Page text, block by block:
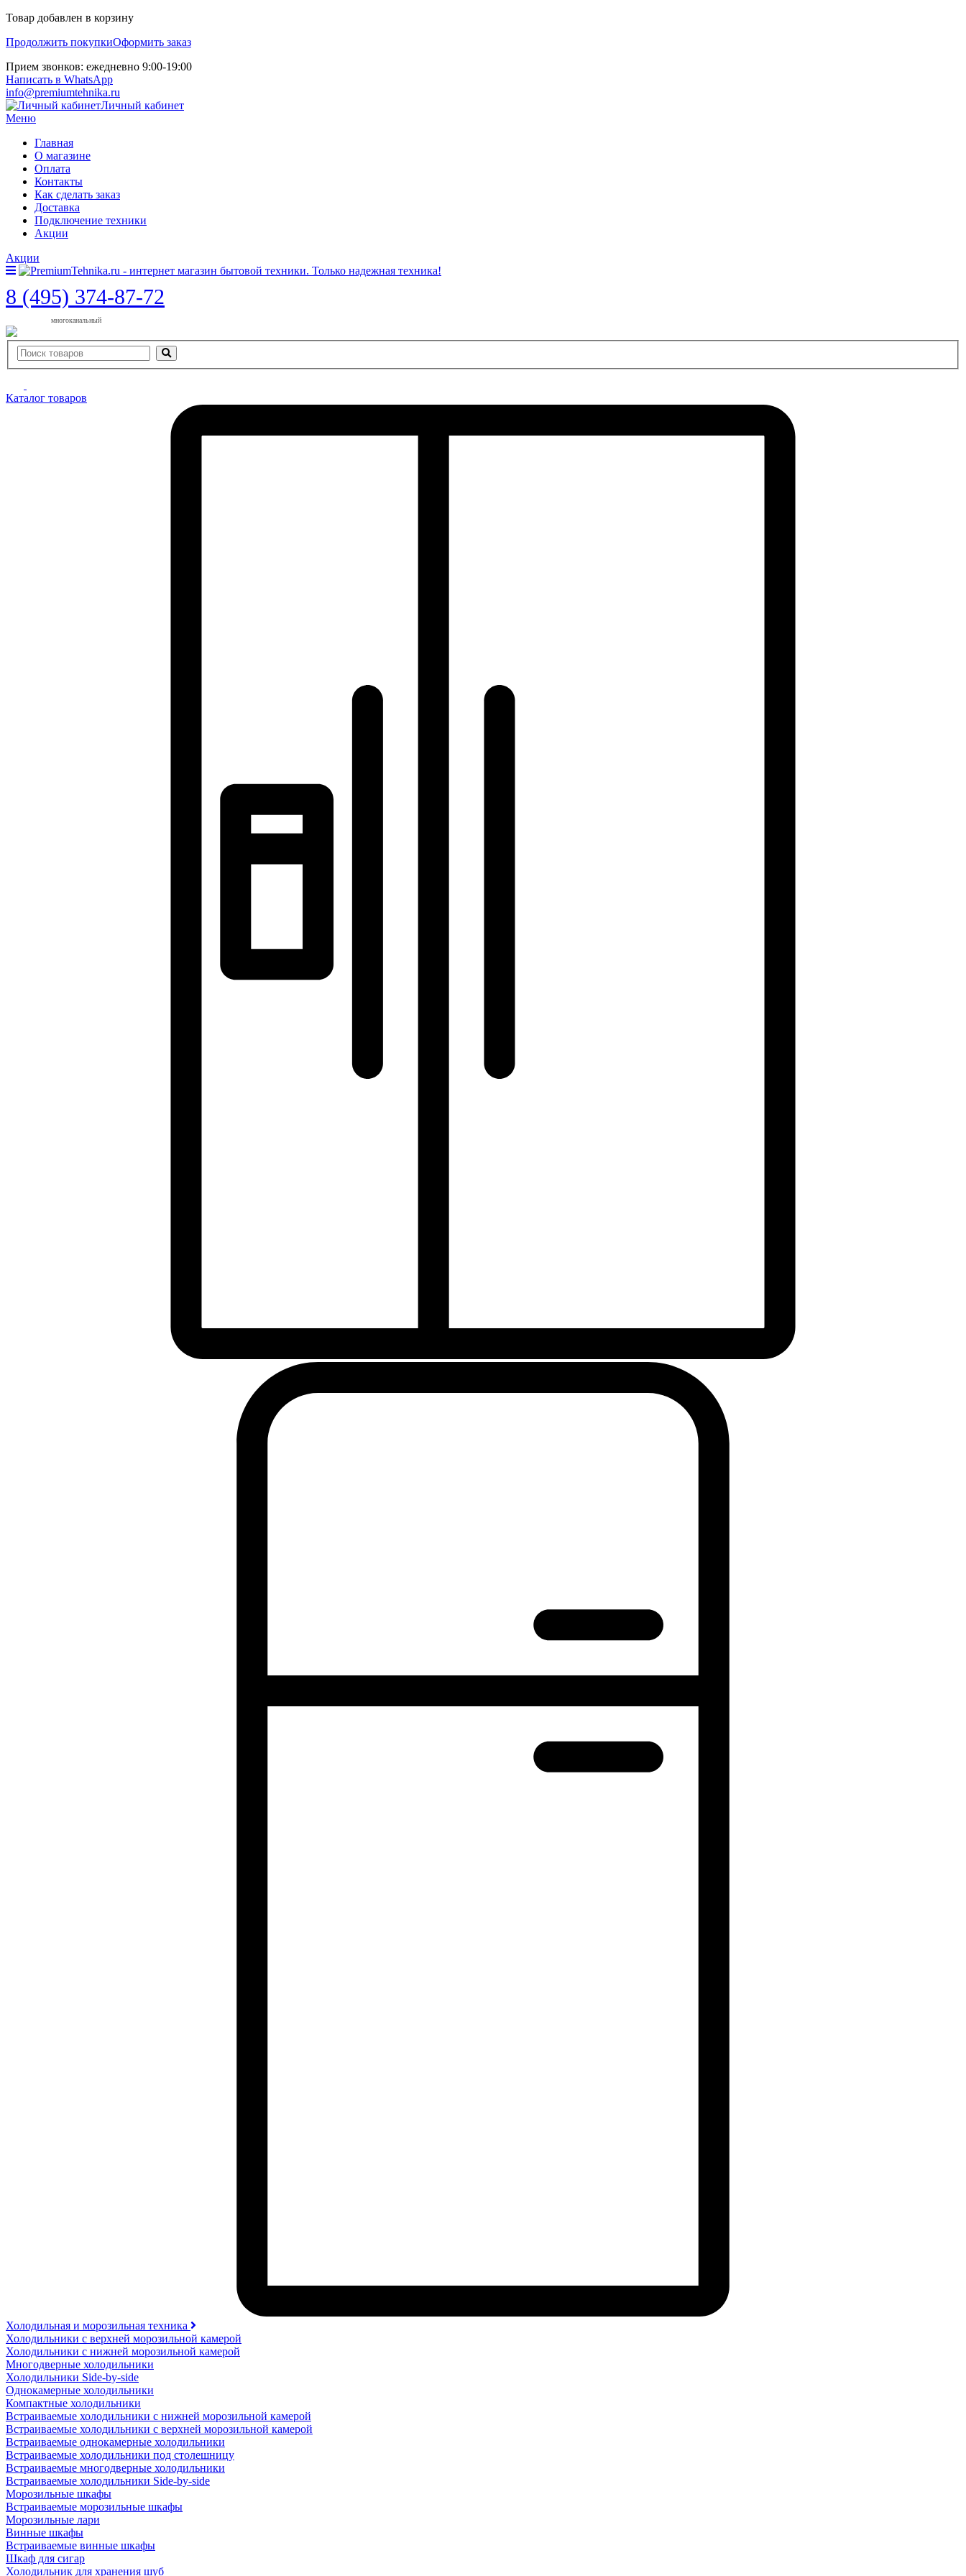
Товар добавлен в корзину
Продолжить покупкиОформить заказ
Прием звонков: ежедневно 9:00-19:00
Написать в WhatsApp
info@premiumtehnika.ru
Личный кабинет
Меню
Главная
О магазине
Оплата
Контакты
Как сделать заказ
Доставка
Подключение техники
Акции
Акции
8 (495) 374-87-72
многоканальный
Каталог товаров
Холодильная и морозильная техника
Холодильники с верхней морозильной камерой
Холодильники с нижней морозильной камерой
Многодверные холодильники
Холодильники Side-by-side
Однокамерные холодильники
Компактные холодильники
Встраиваемые холодильники с нижней морозильной камерой
Встраиваемые холодильники с верхней морозильной камерой
Встраиваемые однокамерные холодильники
Встраиваемые холодильники под столешницу
Встраиваемые многодверные холодильники
Встраиваемые холодильники Side-by-side
Морозильные шкафы
Встраиваемые морозильные шкафы
Морозильные лари
Винные шкафы
Встраиваемые винные шкафы
Шкаф для сигар
Холодильник для хранения шуб